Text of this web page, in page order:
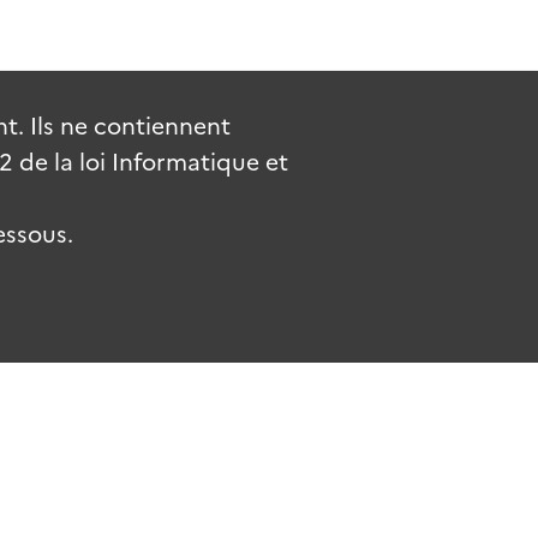
Ils ne contiennent
de la loi Informatique et